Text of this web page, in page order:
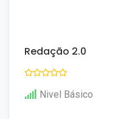
Redação 2.0
Nivel Básico